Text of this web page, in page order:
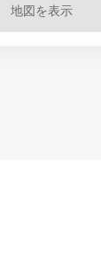
地図を表示